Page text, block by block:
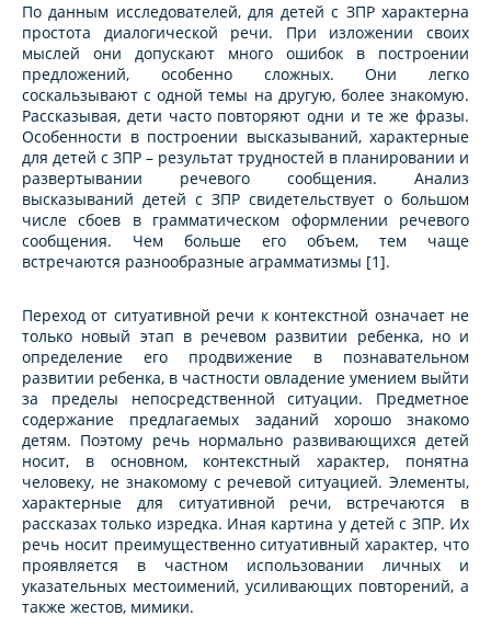
По данным исследователей, для детей с ЗПР характерна
простота диалогической речи. При изложении своих
мыслей они допускают много ошибок в построении
предложений, особенно сложных. Они легко
соскальзывают с одной темы на другую, более знакомую.
Рассказывая, дети часто повторяют одни и те же фразы.
Особенности в построении высказываний, характерные
для детей с ЗПР – результат трудностей в планировании и
развертывании речевого сообщения. Анализ
высказываний детей с ЗПР свидетельствует о большом
числе сбоев в грамматическом оформлении речевого
сообщения. Чем больше его объем, тем чаще
встречаются разнообразные аграмматизмы [1].
Переход от ситуативной речи к контекстной означает не
только новый этап в речевом развитии ребенка, но и
определение его продвижение в познавательном
развитии ребенка, в частности овладение умением выйти
за пределы непосредственной ситуации. Предметное
содержание предлагаемых заданий хорошо знакомо
детям. Поэтому речь нормально развивающихся детей
носит, в основном, контекстный характер, понятна
человеку, не знакомому с речевой ситуацией. Элементы,
характерные для ситуативной речи, встречаются в
рассказах только изредка. Иная картина у детей с ЗПР. Их
речь носит преимущественно ситуативный характер, что
проявляется в частном использовании личных и
указательных местоимений, усиливающих повторений, а
также жестов, мимики.